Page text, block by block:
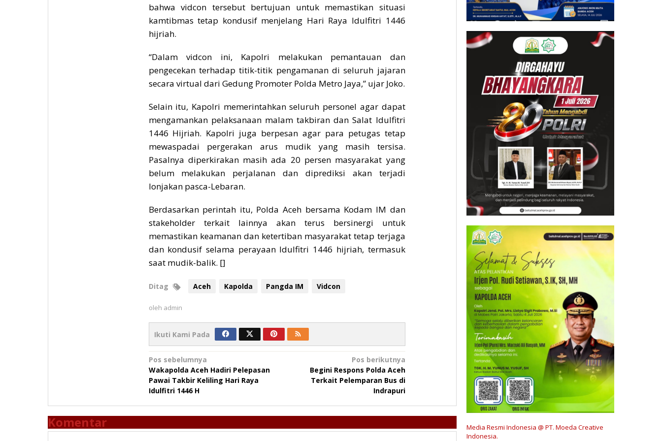
bahwa vidcon tersebut bertujuan untuk memastikan situasi
kamtibmas tetap kondusif menjelang Hari Raya Idulfitri 1446
hijriah.
“Dalam vidcon ini, Kapolri melakukan pemantauan dan
pengecekan terhadap titik-titik pengamanan di seluruh jajaran
secara virtual dari Gedung Promoter Polda Metro Jaya,” ujar Joko.
Selain itu, Kapolri memerintahkan seluruh personel agar dapat
mengamankan pelaksanaan malam takbiran dan Salat Idulfitri
1446 Hijriah. Kapolri juga berpesan agar para petugas tetap
mewaspadai pergerakan arus mudik yang masih tersisa.
Pasalnya diperkirakan masih ada 20 persen masyarakat yang
belum melakukan perjalanan dan diprediksi akan terjadi
lonjakan pasca-Lebaran.
Berdasarkan perintah itu, Polda Aceh bersama Kodam IM dan
stakeholder terkait lainnya akan terus bersinergi untuk
memastikan keamanan dan ketertiban masyarakat tetap terjaga
dan kondusif selama perayaan Idulfitri 1446 hijriah, termasuk
saat mudik-balik. []
Ditag Aceh Kapolda Pangda IM Vidcon
oleh admin
Ikuti Kami Pada
Navigasi
pos
Pos sebelumnya
Wakapolda Aceh Hadiri Pelepasan
Pawai Takbir Keliling Hari Raya
Idulfitri 1446 H
Pos berikutnya
Begini Respons Polda Aceh
Terkait Pelemparan Bus di
Indrapuri
Komentar
Media Resmi Indonesia @ PT. Moeda Creative
Indonesia.